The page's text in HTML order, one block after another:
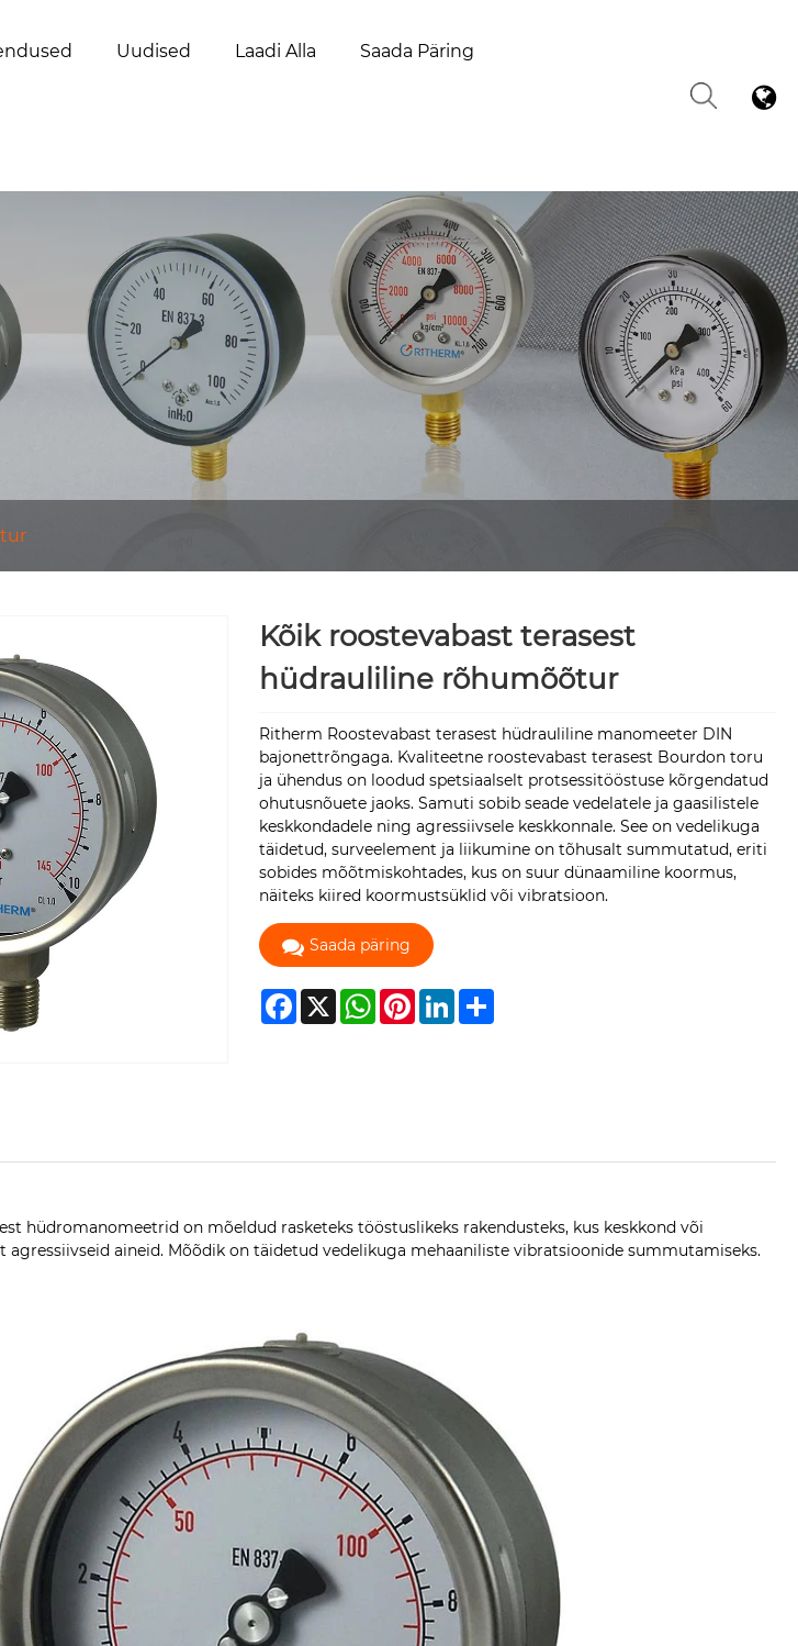
Uudised Laadi Alla Saada Päring
Kõik roostevabast terasest
hüdrauliline rõhumõõtur
Ritherm Roostevabast terasest hüdrauliline manomeeter DIN
bajonettrõngaga. Kvaliteetne roostevabast terasest Bourdon toru
ja ühendus on loodud spetsiaalselt protsessitööstuse kõrgendatud
ohutusnõuete jaoks. Samuti sobib seade vedelatele ja gaasilistele
keskkondadele ning agressiivsele keskkonnale. See on vedelikuga
täidetud, surveelement ja liikumine on tõhusalt summutatud, eriti
sobides mõõtmiskohtades, kus on suur dünaamiline koormus,
näiteks kiired koormustsüklid või vibratsioon.
Saada päring
Facebook
X WhatsApp
PinterestLinkedInShare
hüdromanomeetrid on mõeldud rasketeks tööstuslikeks rakendusteks, kus keskkond või
agressiivseid aineid. Mõõdik on täidetud vedelikuga mehaaniliste vibratsioonide summutamiseks.